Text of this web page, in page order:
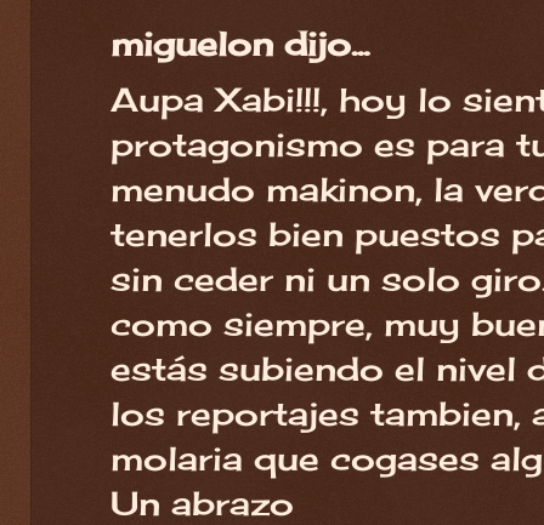
miguelon dijo...
Aupa Xabi!!!, hoy lo
protagonismo es para
menudo makinon, la
tenerlos bien puestos
sin ceder ni un solo
como siempre, muy
estás subiendo el nivel
los reportajes tambien,
molaria que cogases
Un abrazo